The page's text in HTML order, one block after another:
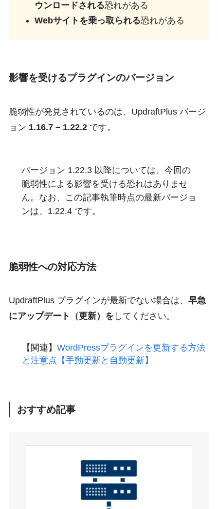
ウンロードされる恐れがある
Webサイトを乗っ取られる恐れがある
影響を受けるプラグインのバージョン
脆弱性が発見されているのは、UpdraftPlus バージ
ョン 1.16.7 – 1.22.2です。
バージョン 1.22.3 以降については、今回の
脆弱性による影響を受ける恐れはありませ
ん。なお、この記事執筆時点の最新バージョ
ンは、1.22.4 です。
脆弱性への対応方法
UpdraftPlus プラグインが最新でない場合は、 早急
にアップデート（更新）を してください。
WordPressプラグインを更新する方法
と注意点【手動更新と自動更新】
おすすめ記事